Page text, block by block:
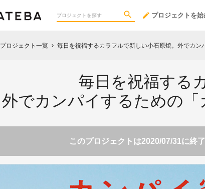
プロジェクトを始
プロジェクト一覧 chevron_right 毎日を祝福するカラフルで新しい小石原焼。外でカ
毎日を祝福する
外でカンパイするための
このプロジェクトは2020/07/31に終